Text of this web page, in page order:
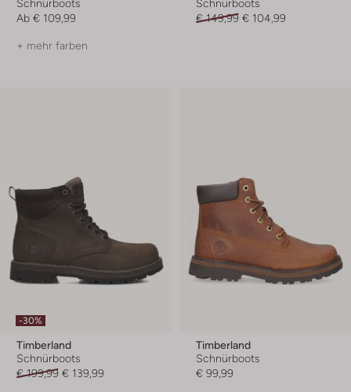
Schnürboots
Ab € 109,99
+ mehr farben
Schnürboots
€ 149,99 € 104,99
-30%
Timberland
Schnürboots
€ 199,99 € 139,99
Timberland
Schnürboots
€ 99,99